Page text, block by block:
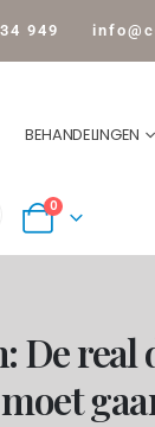
949
BEHANDELINGEN
0
De real